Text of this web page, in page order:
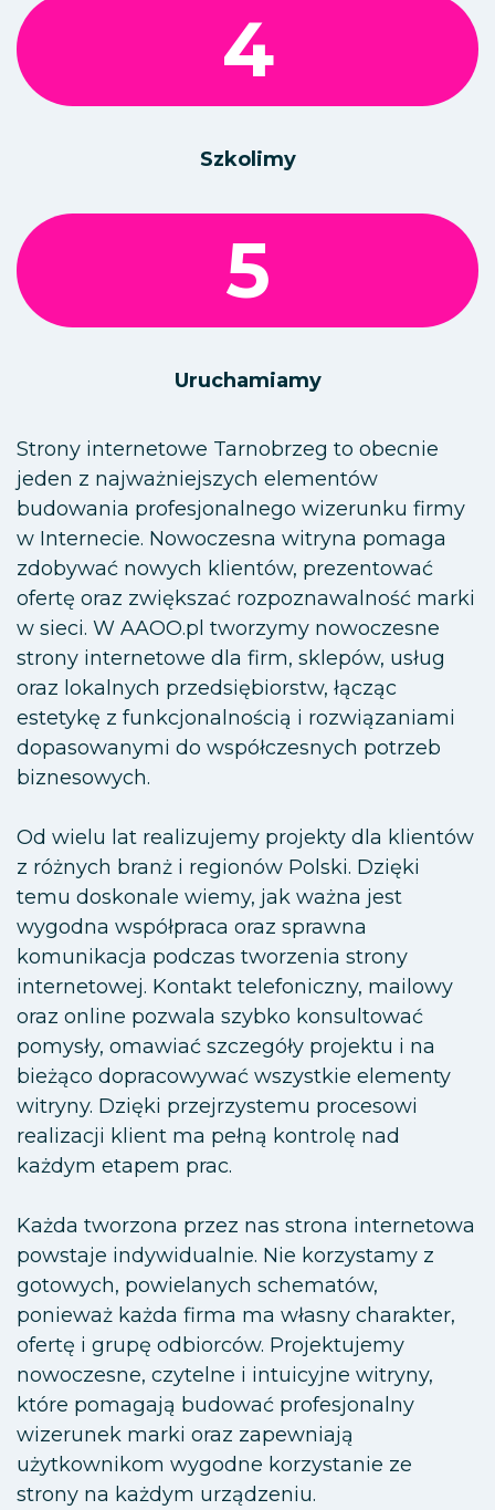
4
Szkolimy
5
Uruchamiamy
Strony internetowe Tarnobrzeg to obecnie
jeden z najważniejszych elementów
budowania profesjonalnego wizerunku firmy
w Internecie. Nowoczesna witryna pomaga
zdobywać nowych klientów, prezentować
ofertę oraz zwiększać rozpoznawalność marki
w sieci. W AAOO.pl tworzymy nowoczesne
strony internetowe dla firm, sklepów, usług
oraz lokalnych przedsiębiorstw, łącząc
estetykę z funkcjonalnością i rozwiązaniami
dopasowanymi do współczesnych potrzeb
biznesowych.
Od wielu lat realizujemy projekty dla klientów
z różnych branż i regionów Polski. Dzięki
temu doskonale wiemy, jak ważna jest
wygodna współpraca oraz sprawna
komunikacja podczas tworzenia strony
internetowej. Kontakt telefoniczny, mailowy
oraz online pozwala szybko konsultować
pomysły, omawiać szczegóły projektu i na
bieżąco dopracowywać wszystkie elementy
witryny. Dzięki przejrzystemu procesowi
realizacji klient ma pełną kontrolę nad
każdym etapem prac.
Każda tworzona przez nas strona internetowa
powstaje indywidualnie. Nie korzystamy z
gotowych, powielanych schematów,
ponieważ każda firma ma własny charakter,
ofertę i grupę odbiorców. Projektujemy
nowoczesne, czytelne i intuicyjne witryny,
które pomagają budować profesjonalny
wizerunek marki oraz zapewniają
użytkownikom wygodne korzystanie ze
strony na każdym urządzeniu.